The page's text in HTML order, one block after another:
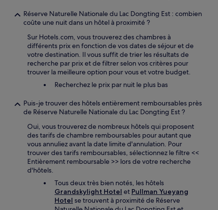
Réserve Naturelle Nationale du Lac Dongting Est : combien
coûte une nuit dans un hôtel à proximité ?
Sur Hotels.com, vous trouverez des chambres à
différents prix en fonction de vos dates de séjour et de
votre destination. Il vous suffit de trier les résultats de
recherche par prix et de filtrer selon vos critères pour
trouver la meilleure option pour vous et votre budget.
Recherchez le prix par nuit le plus bas
Puis-je trouver des hôtels entièrement remboursables près
de Réserve Naturelle Nationale du Lac Dongting Est ?
Oui, vous trouverez de nombreux hôtels qui proposent
des tarifs de chambre remboursables pour autant que
vous annuliez avant la date limite d'annulation. Pour
trouver des tarifs remboursables, sélectionnez le filtre <<
Entièrement remboursable >> lors de votre recherche
d'hôtels.
Tous deux très bien notés, les hôtels
Grandskylight Hotel et Pullman Yueyang
Hotel se trouvent à proximité de Réserve